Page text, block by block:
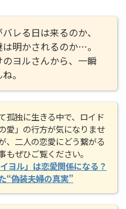
レる日は来るのか、
は明かされるのか…。
ヨルさんから、一瞬
。
孤独に生きる中で、ロイド
愛」の行方が気になりませ
、二人の恋愛にどう繋がる
ぜひご覧ください。
ヨル」は恋愛関係になる？
“偽装夫婦の真実”